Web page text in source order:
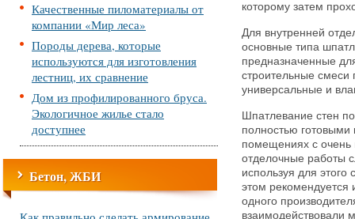
Качественные пиломатериалы от
компании «Мир леса»
Породы дерева, которые
используются для изготовления
лестниц, их сравнение
Дом из профилированного бруса.
Экологичное жилье стало
доступнее
Бетон, ЖБИ
которому затем
Для внутренней
основные типа
предназначенные
строительные
универсальные и
Шпатлевание стен
полностью готовыми
помещениях с очень
отделочные работы
используя для
этом рекомендуется
одного
взаимодействовали